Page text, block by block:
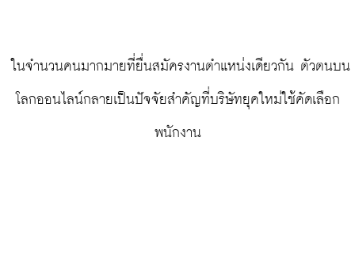
โลกออนไลน์กลายเป็นปัจจัยสำคัญที่บริษัทยุคใหม่ใช้คัดเลือก
พนักงาน